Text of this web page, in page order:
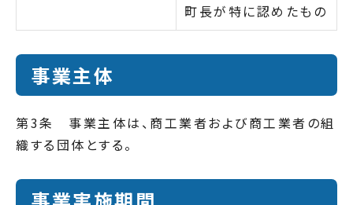
町長が特に認めたもの
事業主体
第3条 事業主体は、商工業者および商工業者の組
織する団体とする。